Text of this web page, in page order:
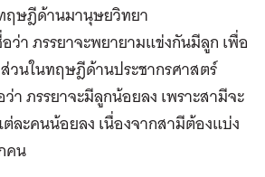
ฤษฎีด้านมานุษยวิทยา
ว่า ภรรยาจะพยายามแข่งกันมีลูก เพื่อ
วนในทฤษฎีด้านประชากรศาสตร์
า ภรรยาจะมีลูกน้อยลง เพราะสามีจะ
ละคนน้อยลง เนื่องจากสามีต้องแบ่ง
คน